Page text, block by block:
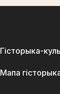
Гісторыка-
Мапа